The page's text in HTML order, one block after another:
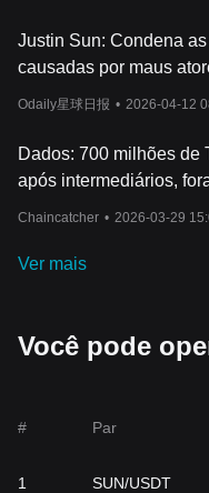
Justin Sun: Condena
causadas por maus
Odaily星球日报 • 2026-04-12
Dados: 700 milhões de
após intermediários,
Chaincatcher • 2026-03-29
Ver mais
Você pode
# Par
1 SUN/USDT